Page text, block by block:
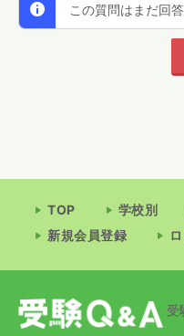
この質問はまだ回
TOP 学校別
新規会員登録
受